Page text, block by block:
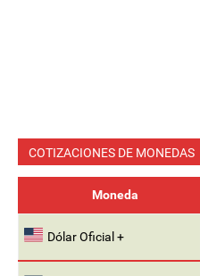
COTIZACIONES DE MONEDAS
Moneda
Dólar Oficial +